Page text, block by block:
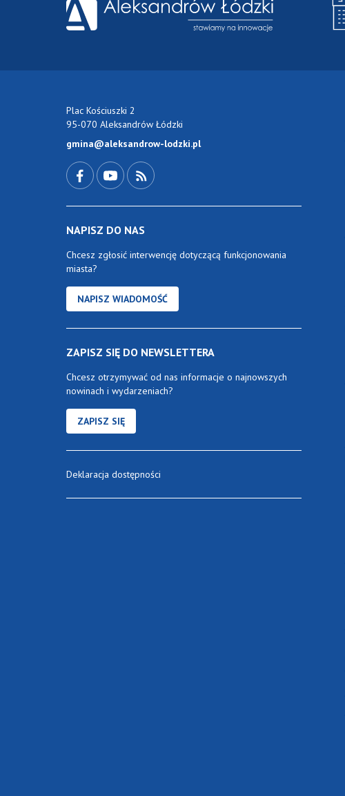
Plac Kościuszki 2
95-070 Aleksandrów Łódzki
gmina@aleksandrow-lodzki.pl
NAPISZ DO NAS
Chcesz zgłosić interwencję dotyczącą funkcjonowania
miasta?
NAPISZ WIADOMOŚĆ
ZAPISZ SIĘ DO NEWSLETTERA
Chcesz otrzymywać od nas informacje o najnowszych
nowinach i wydarzeniach?
ZAPISZ SIĘ
Deklaracja dostępności